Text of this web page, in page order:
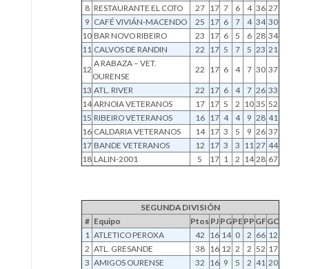
8 RESTAURANTE EL COTO 27 17 7 6 4 36 27
9 CAFÉ VIVIÁN-MACENDO 25 17 6 7 4 34 30
10 BAR NOVO RIBEIRO 23 17 6 5 6 28 34
11 CALVOS DE RANDIN 22 17 5 7 5 23 21
12
A RABAZA – VET.
OURENSE
22 17 6 4 7 30 37
13 ATL. RIVER 22 17 6 4 7 26 33
14 ARNOIA VETERANOS 17 17 5 2 10 35 52
15 RIBEIRO VETERANOS 16 17 4 4 9 28 41
16 CALDARIA VETERANOS 14 17 3 5 9 26 37
17 BANDE VETERANOS 12 17 3 3 11 27 44
18 LALIN-2001 5 17 1 2 14 28 67
SEGUNDA DIVISIÓN
# Equipo Ptos PJ PGPEPP GFGC
1 ATLETICO PEROXA 42 16 14 0 2 66 12
2 ATL. GRESANDE 38 16 12 2 2 52 17
3 AMIGOS OURENSE 32 16 9 5 2 41 20